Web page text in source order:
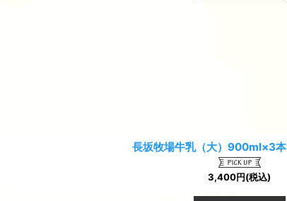
長坂牧場牛乳（大）900ml×3本
3,400円(税込)